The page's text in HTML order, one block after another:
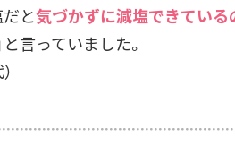
だと気づかずに減塩できている
」と言っていました。